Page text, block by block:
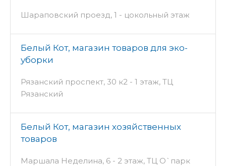
Шараповский проезд, 1 - цокольный этаж
Белый Кот, магазин товаров для эко-
уборки
Рязанский проспект, 30 к2 - 1 этаж, ТЦ
Рязанский
Белый Кот, магазин хозяйственных
товаров
Маршала Неделина, 6 - 2 этаж, ТЦ О`парк